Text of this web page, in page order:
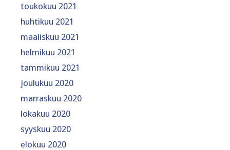
toukokuu 2021
huhtikuu 2021
maaliskuu 2021
helmikuu 2021
tammikuu 2021
joulukuu 2020
marraskuu 2020
lokakuu 2020
syyskuu 2020
elokuu 2020